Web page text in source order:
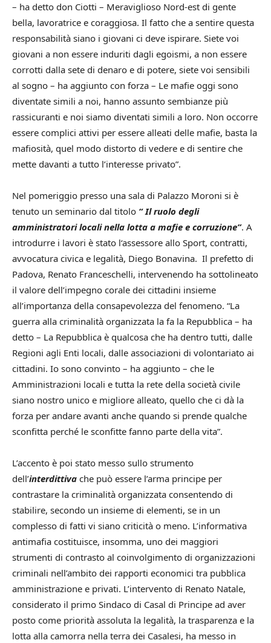
– ha detto don Ciotti – Meraviglioso Nord-est di gente
bella, lavoratrice e coraggiosa. Il fatto che a sentire questa
responsabilità siano i giovani ci deve ispirare. Siete voi
giovani a non essere induriti dagli egoismi, a non essere
corrotti dalla sete di denaro e di potere, siete voi sensibili
al sogno – ha aggiunto con forza – Le mafie oggi sono
diventate simili a noi, hanno assunto sembianze più
rassicuranti e noi siamo diventati simili a loro. Non occorre
essere complici attivi per essere alleati delle mafie, basta la
mafiosità, quel modo distorto di vedere e di sentire che
mette davanti a tutto l’interesse privato”.
Nel pomeriggio presso una sala di Palazzo Moroni si è
tenuto un seminario dal titolo “ Il ruolo degli
amministratori locali nella lotta a mafie e corruzione”. A
introdurre i lavori è stato l‘assessore allo Sport, contratti,
avvocatura civica e legalità, Diego Bonavina. Il prefetto di
Padova, Renato Franceschelli, intervenendo ha sottolineato
il valore dell’impegno corale dei cittadini insieme
all’importanza della consapevolezza del fenomeno. “La
guerra alla criminalità organizzata la fa la Repubblica – ha
detto – La Repubblica è qualcosa che ha dentro tutti, dalle
Regioni agli Enti locali, dalle associazioni di volontariato ai
cittadini. Io sono convinto – ha aggiunto – che le
Amministrazioni locali e tutta la rete della società civile
siano nostro unico e migliore alleato, quello che ci dà la
forza per andare avanti anche quando si prende qualche
sconfitta perché le sconfitte fanno parte della vita”.
L’accento è poi stato messo sullo strumento
dell’interdittiva che può essere l’arma principe per
contrastare la criminalità organizzata consentendo di
stabilire, secondo un insieme di elementi, se in un
complesso di fatti vi siano criticità o meno. L’informativa
antimafia costituisce, insomma, uno dei maggiori
strumenti di contrasto al coinvolgimento di organizzazioni
criminali nell’ambito dei rapporti economici tra pubblica
amministrazione e privati. L’intervento di Renato Natale,
considerato il primo Sindaco di Casal di Principe ad aver
posto come priorità assoluta la legalità, la trasparenza e la
lotta alla camorra nella terra dei Casalesi, ha messo in